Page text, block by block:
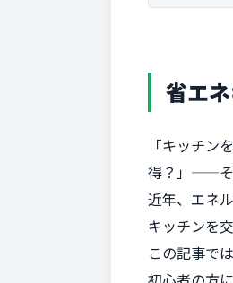
省エ
「キッチン
得？」——そ
近年、エネ
キッチンを
この記事では